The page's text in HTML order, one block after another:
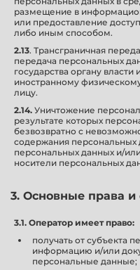
размещение в
или предоставление
либо иным способом.
2.13. Трансграничная
передача персональных
государства органу власти
иностранному
лицу.
2.14. Уничтожение
результате которых
безвозвратно с
содержания
персональных данных и/
носители персональных
3. Основные права и
3.1. Оператор имеет право:
получать от субъекта
информацию и/или
персональные данные;